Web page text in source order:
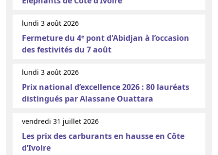
lundi 3 août 2026
Fermeture du 4ᵉ pont d'Abidjan à l’occasion
des festivités du 7 août
lundi 3 août 2026
Prix national d’excellence 2026 : 80 lauréats
distingués par Alassane Ouattara
vendredi 31 juillet 2026
Les prix des carburants en hausse en Côte
d’Ivoire